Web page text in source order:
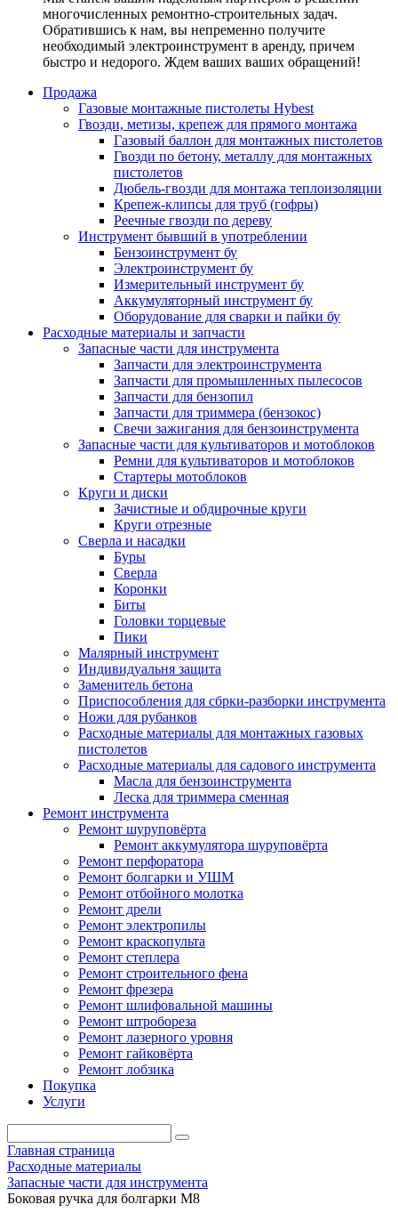
многочисленных ремонтно-строительных задач.
Обратившись к нам, вы непременно получите
необходимый электроинструмент в аренду, причем
быстро и недорого. Ждем ваших ваших обращений!
Продажа
Газовые монтажные пистолеты Hybest
Гвозди, метизы, крепеж для прямого монтажа
Газовый баллон для монтажных пистолетов
Гвозди по бетону, металлу для монтажных
пистолетов
Дюбель-гвозди для монтажа теплоизоляции
Крепеж-клипсы для труб (гофры)
Реечные гвозди по дереву
Инструмент бывший в употреблении
Бензоинструмент бу
Электроинструмент бу
Измерительный инструмент бу
Аккумуляторный инструмент бу
Оборудование для сварки и пайки бу
Расходные материалы и запчасти
Запасные части для инструмента
Запчасти для электроинструмента
Запчасти для промышленных пылесосов
Запчасти для бензопил
Запчасти для триммера (бензокос)
Свечи зажигания для бензоинструмента
Запасные части для культиваторов и мотоблоков
Ремни для культиваторов и мотоблоков
Стартеры мотоблоков
Круги и диски
Зачистные и обдирочные круги
Круги отрезные
Сверла и насадки
Буры
Сверла
Коронки
Биты
Головки торцевые
Пики
Малярный инструмент
Индивидуальня защита
Заменитель бетона
Приспособления для сбрки-разборки инструмента
Ножи для рубанков
Расходные материалы для монтажных газовых
пистолетов
Расходные материалы для садового инструмента
Масла для бензоинструмента
Леска для триммера сменная
Ремонт инструмента
Ремонт шуруповёрта
Ремонт аккумулятора шуруповёрта
Ремонт перфоратора
Ремонт болгарки и УШМ
Ремонт отбойного молотка
Ремонт дрели
Ремонт электропилы
Ремонт краскопульта
Ремонт степлера
Ремонт строительного фена
Ремонт фрезера
Ремонт шлифовальной машины
Ремонт штробореза
Ремонт лазерного уровня
Ремонт гайковёрта
Ремонт лобзика
Покупка
Услуги
Главная страница
Расходные материалы
Запасные части для инструмента
Боковая ручка для болгарки М8